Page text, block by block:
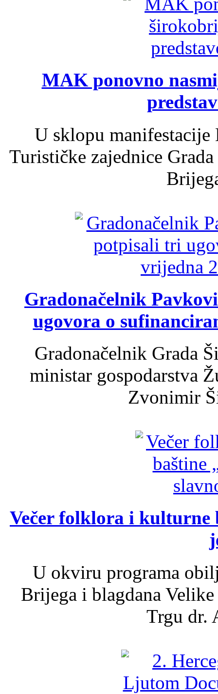
MAK ponovno
U sklopu
Turističke zajednice
Gradonačelnik
ugovora o
Gradonačelnik Grada
ministar gospodarstva
Zvonimir
Večer folklora i kulturne
U okviru programa
Brijega i blagdana
Trgu dr.